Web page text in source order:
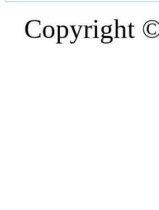
Copyright